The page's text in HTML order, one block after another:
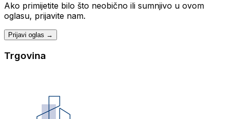
Ako primijetite bilo što neobično ili sumnjivo u ovom
oglasu, prijavite nam.
Prijavi oglas →
Trgovina